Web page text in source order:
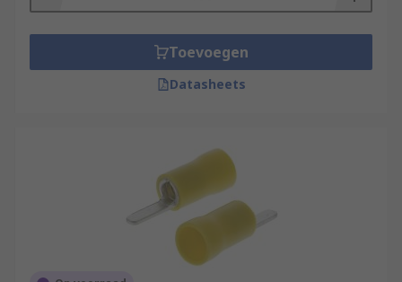
Toevoegen
Datasheets